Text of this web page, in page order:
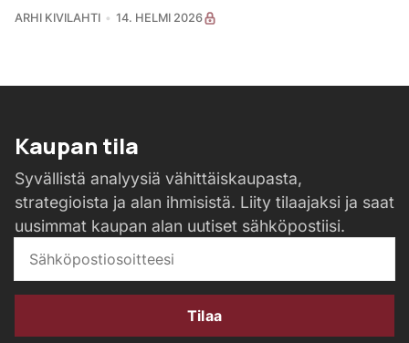
ARHI KIVILAHTI 14. HELMI 2026
Kaupan tila
Syvällistä analyysiä vähittäiskaupasta,
strategioista ja alan ihmisistä. Liity tilaajaksi ja saat
uusimmat kaupan alan uutiset sähköpostiisi.
Tilaa